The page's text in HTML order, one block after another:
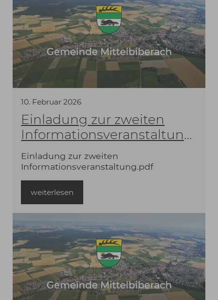
10. Februar 2026
Einladung zur zweiten
Informationsveranstaltung:
Biotopverbund in
Mittelbiberach
Einladung zur zweiten
Informationsveranstaltung.pdf
weiterlesen